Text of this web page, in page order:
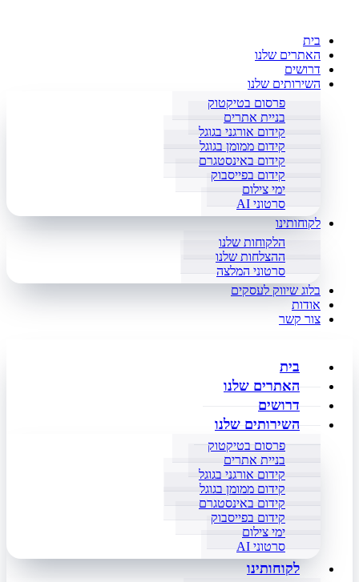
בית
האתרים שלנו
דרושים
השירותים שלנו
פרסום בטיקטוק
בניית אתרים
קידום אורגני בגוגל
קידום ממומן בגוגל
קידום באינסטגרם
קידום בפייסבוק
ימי צילום
סרטוני AI
לקוחותינו
הלקוחות שלנו
ההצלחות שלנו
סרטוני המלצה
בלוג שיווק לעסקים
אודות
צור קשר
בית
האתרים שלנו
דרושים
השירותים שלנו
פרסום בטיקטוק
בניית אתרים
קידום אורגני בגוגל
קידום ממומן בגוגל
קידום באינסטגרם
קידום בפייסבוק
ימי צילום
סרטוני AI
לקוחותינו